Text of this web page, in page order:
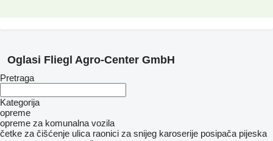
Oglasi Fliegl Agro-Center GmbH
Pretraga
Kategorija
opreme
opreme za komunalna vozila
četke za čišćenje ulica raonici za snijeg karoserije posipača pijeska